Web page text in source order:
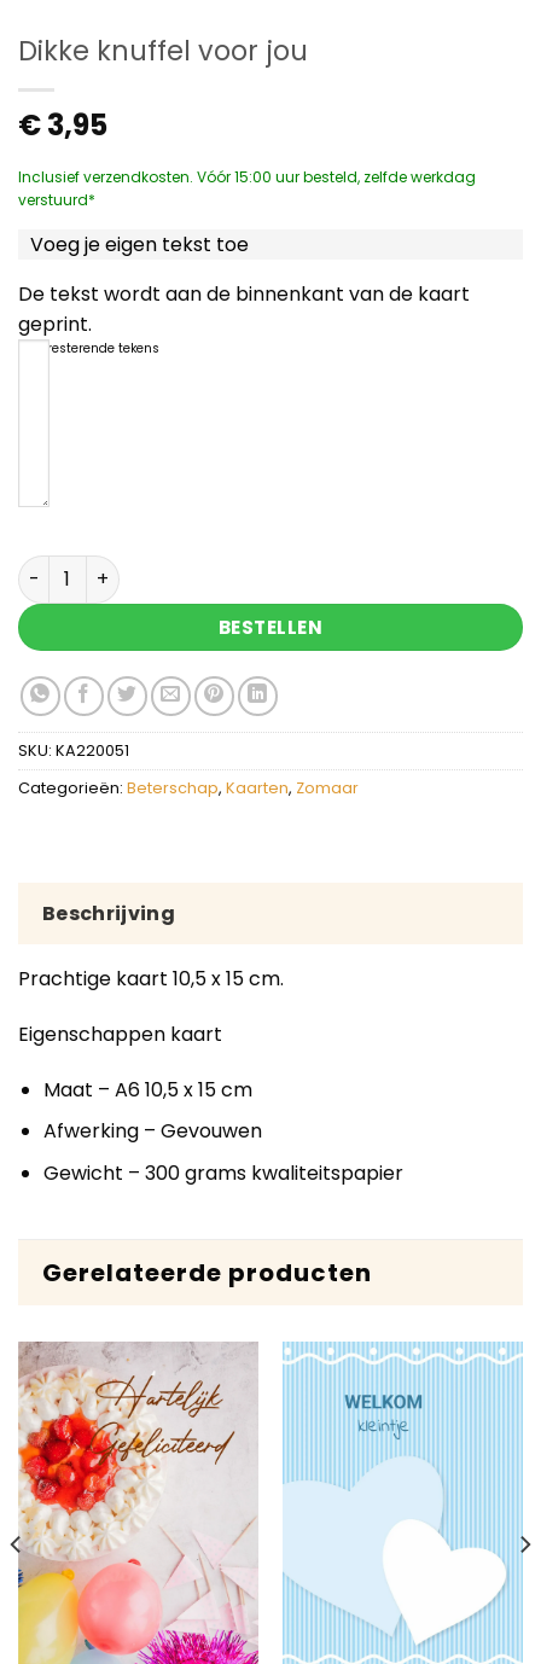
Dikke knuffel voor jou
€3,95
Inclusief verzendkosten. Vóór 15:00 uur besteld, zelfde werkdag
verstuurd*
Voeg je eigen tekst toe
De tekst wordt aan de binnenkant van de kaart
geprint.
resterende tekens
Dikke knuffel voor jou aantal
BESTELLEN
SKU: KA220051
Categorieën: Beterschap, Kaarten, Zomaar
Beschrijving
Prachtige kaart 10,5 x 15 cm.
Eigenschappen kaart
Maat – A6 10,5 x 15 cm
Afwerking – Gevouwen
Gewicht – 300 grams kwaliteitspapier
Gerelateerde producten